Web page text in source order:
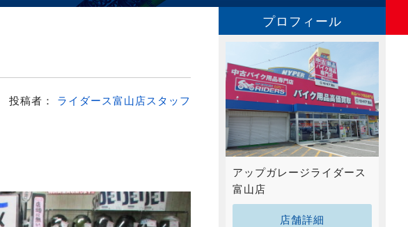
投稿者： ライダース富山店スタッフ
プロフィール
アップガレージライダース
富山店
店舗詳細